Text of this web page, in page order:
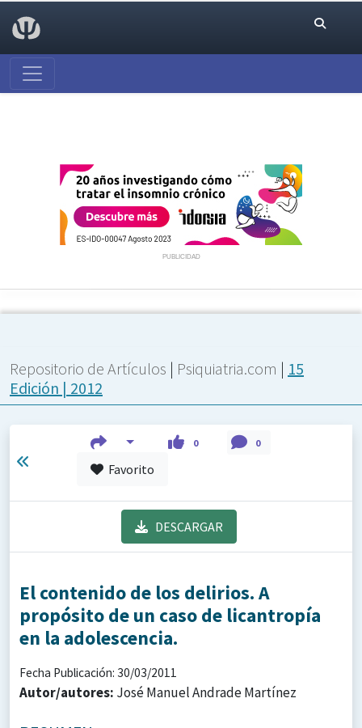
PUBLICIDAD
Repositorio de Artículos | Psiquiatria.com | 15
Edición | 2012
0 0
Favorito
DESCARGAR
El contenido de los delirios. A
propósito de un caso de licantropía
en la adolescencia.
Fecha Publicación: 30/03/2011
Autor/autores: José Manuel Andrade Martínez